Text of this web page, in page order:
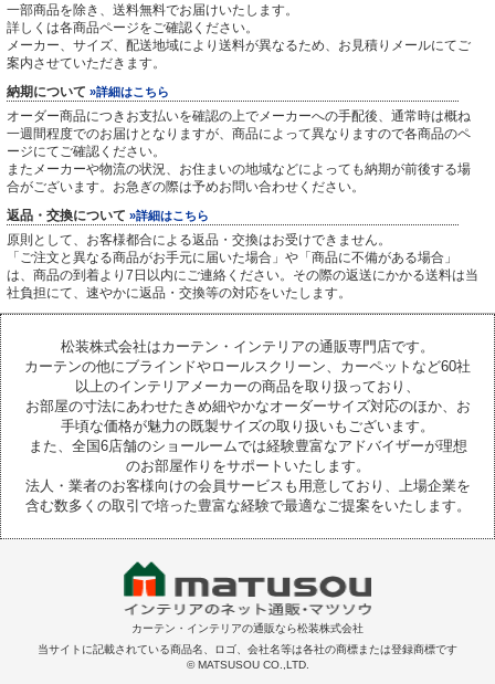
一部商品を除き、送料無料でお届けいたします。
詳しくは各商品ページをご確認ください。
メーカー、サイズ、配送地域により送料が異なるため、お見積りメールにてご
案内させていただきます。
納期について »詳細はこちら
オーダー商品につきお支払いを確認の上でメーカーへの手配後、通常時は概ね
一週間程度でのお届けとなりますが、商品によって異なりますので各商品のペ
ージにてご確認ください。
またメーカーや物流の状況、お住まいの地域などによっても納期が前後する場
合がございます。お急ぎの際は予めお問い合わせください。
返品・交換について »詳細はこちら
原則として、お客様都合による返品・交換はお受けできません。
「ご注文と異なる商品がお手元に届いた場合」や「商品に不備がある場合」
は、商品の到着より7日以内にご連絡ください。その際の返送にかかる送料は当
社負担にて、速やかに返品・交換等の対応をいたします。
松装株式会社はカーテン・インテリアの通販専門店です。
カーテンの他にブラインドやロールスクリーン、カーペットなど60社
以上のインテリアメーカーの商品を取り扱っており、
お部屋の寸法にあわせたきめ細やかなオーダーサイズ対応のほか、お
手頃な価格が魅力の既製サイズの取り扱いもございます。
また、全国6店舗のショールームでは経験豊富なアドバイザーが理想
のお部屋作りをサポートいたします。
法人・業者のお客様向けの会員サービスも用意しており、上場企業を
含む数多くの取引で培った豊富な経験で最適なご提案をいたします。
カーテン・インテリアの通販なら松装株式会社
当サイトに記載されている商品名、ロゴ、会社名等は各社の商標または登録商標です
© MATSUSOU CO.,LTD.